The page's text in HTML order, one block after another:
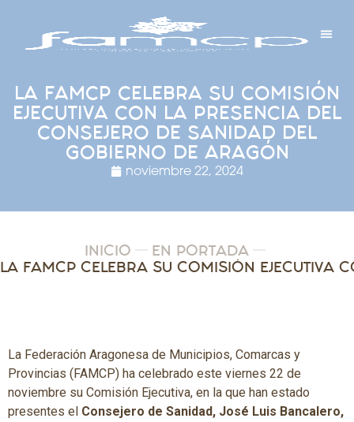
LA FAMCP CELEBRA SU COMISIÓN
EJECUTIVA CON LA PRESENCIA DEL
CONSEJERO DE SANIDAD DEL
GOBIERNO DE ARAGÓN
noviembre 22, 2024
INICIO EN PORTADA
La Federación Aragonesa de Municipios, Comarcas y
Provincias (FAMCP) ha celebrado este viernes 22 de
noviembre su Comisión Ejecutiva, en la que han estado
presentes el Consejero de Sanidad, José Luis Bancalero,